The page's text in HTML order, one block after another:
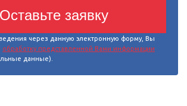
Оставьте заявку
через данную электронную форму, Вы
обработку представленной Вами информации
данные).